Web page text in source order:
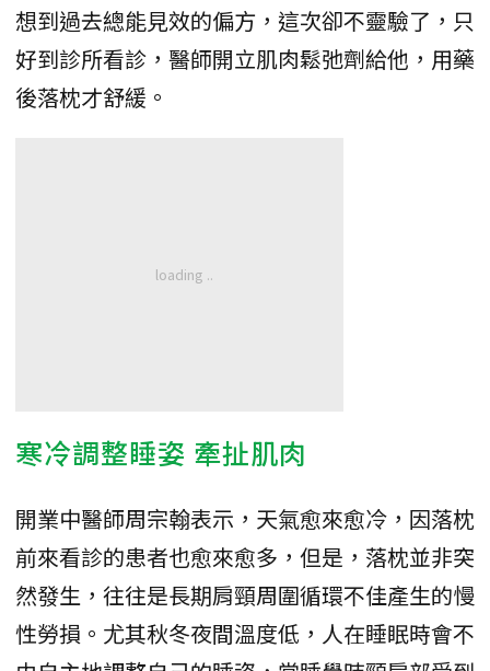
想到過去總能見效的偏方，這次卻不靈驗了，只
好到診所看診，醫師開立肌肉鬆弛劑給他，用藥
後落枕才舒緩。
寒冷調整睡姿 牽扯肌肉
開業中醫師周宗翰表示，天氣愈來愈冷，因落枕
前來看診的患者也愈來愈多，但是，落枕並非突
然發生，往往是長期肩頸周圍循環不佳產生的慢
性勞損。尤其秋冬夜間溫度低，人在睡眠時會不